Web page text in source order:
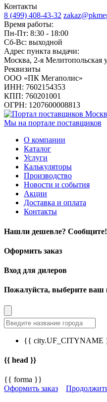
Контакты
8 (499) 408-43-32
Время работы:
Пн-Пт: 8:30 - 18:00
Сб-Вс: выходной
Адрес пункта выдачи:
Москва, 2-я Мелитопольская
Реквизиты
ООО «ПК Мегаполис»
ИНН: 7602154353
КПП: 760201001
ОГРН: 1207600008813
Мы на портале поставщиков
О компании
Каталог
Услуги
Калькуляторы
Производство
Новости и события
Акции
Доставка и оплата
Контакты
Нашли дешевле? Сообщите!
Оформить заказ
Вход для дилеров
Пожалуйста, выберите ваш
{{ city.UF_CITYNAME
{{ head }}
{{ forma }}
Оформить заказ